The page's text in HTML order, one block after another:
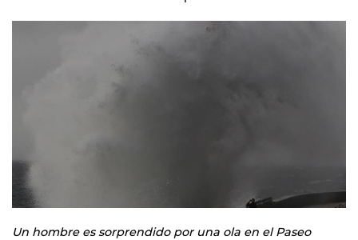
Un hombre es sorprendido por una ola en el Paseo